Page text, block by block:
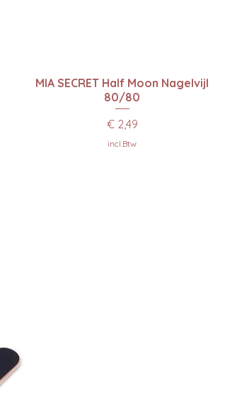
Snel overzicht
MIA SECRET Half Moon Nagelvijl
80/80
Prijs
€ 2,49
incl.Btw